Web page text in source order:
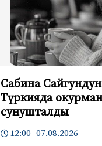
Сабина
Түркияда
сунушталды
12:00 07.08.2026